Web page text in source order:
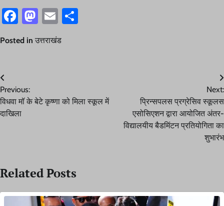
Facebook
Mastodon
Email
Posted in उत्तराखंड
Post
navigation
Previous:
विधवा मॉ के बेटे कृष्णा को मिला स्कूल में
दाखिला
Next:
प्रिन्सपलस प्रग्रेसिव स्कूलस
एसोसिएशन द्वारा आयोजित अंतर-
विद्यालयीय बैडमिंटन प्रतियोगिता का
शुभारंभ
Related Posts